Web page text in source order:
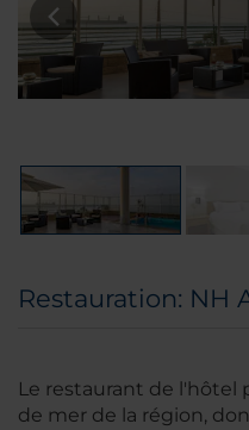
Restauration: NH
Le restaurant de l'hôtel
de mer de la région,